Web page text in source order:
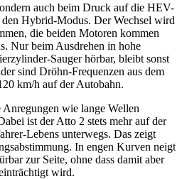
auch beim Druck auf die HEV-
Hybrid-Modus. Der Wechsel wird
die beiden Motoren kommen
Nur beim Ausdrehen in hohe
Sauger hörbar, bleibt sonst
sind Dröhn-Frequenzen aus dem
km/h auf der Autobahn.
wie lange Wellen
ist der Atto 2 stets mehr auf der
Lebens unterwegs. Das zeigt
In engen Kurven neigt
zur Seite, ohne dass damit aber
wird.